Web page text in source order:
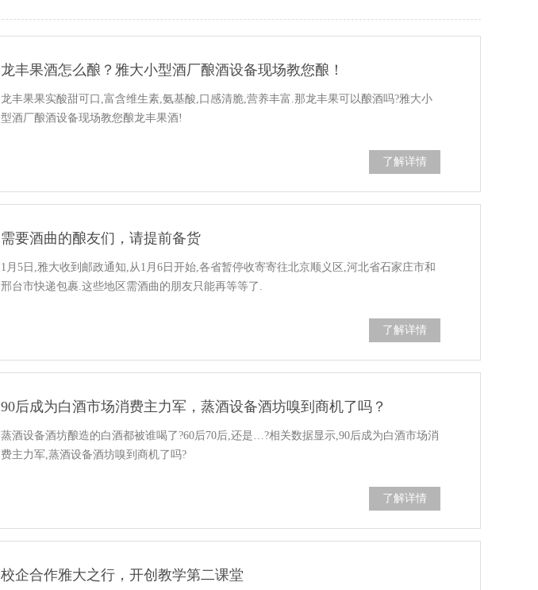
龙丰果酒怎么酿？雅大小型酒厂酿酒设备现场教您酿！
龙丰果果实酸甜可口,富含维生素,氨基酸,口感清脆,营养丰富.那龙丰果可以酿酒吗?雅大小
型酒厂酿酒设备现场教您酿龙丰果酒!
了解详情
需要酒曲的酿友们，请提前备货
1月5日,雅大收到邮政通知,从1月6日开始,各省暂停收寄寄往北京顺义区,河北省石家庄市和
邢台市快递包裹.这些地区需酒曲的朋友只能再等等了.
了解详情
90后成为白酒市场消费主力军，蒸酒设备酒坊嗅到商机了吗？
蒸酒设备酒坊酿造的白酒都被谁喝了?60后70后,还是…?相关数据显示,90后成为白酒市场消
费主力军,蒸酒设备酒坊嗅到商机了吗?
了解详情
校企合作雅大之行，开创教学第二课堂